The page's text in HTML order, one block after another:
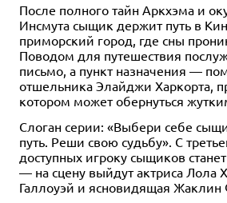
После полного тайн Аркхэма и
Инсмута сыщик держит путь в
приморский город, где сны
Поводом для путешествия
письмо, а пункт назначения —
отшельника Элайджи Харкорта,
котором может обернуться
Слоган серии: «Выбери себе
путь. Реши свою судьбу». С
доступных игроку сыщиков
— на сцену выйдут актриса Лола
Галлоуэй и ясновидящая Жаклин